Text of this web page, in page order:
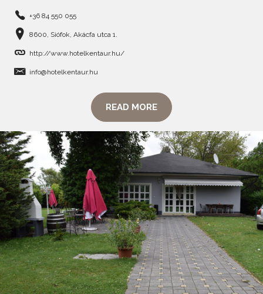
+36 84 550 055
8600, Siófok, Akácfa utca 1.
http://www.hotelkentaur.hu/
info@hotelkentaur.hu
READ MORE